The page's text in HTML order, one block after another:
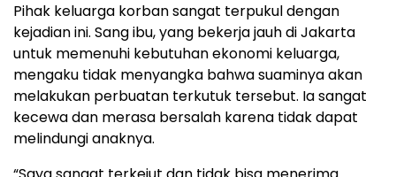
Pihak keluarga korban sangat terpukul dengan
kejadian ini. Sang ibu, yang bekerja jauh di Jakarta
untuk memenuhi kebutuhan ekonomi keluarga,
mengaku tidak menyangka bahwa suaminya akan
melakukan perbuatan terkutuk tersebut. Ia sangat
kecewa dan merasa bersalah karena tidak dapat
melindungi anaknya.